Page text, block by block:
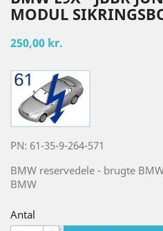
MODUL
250,00 kr.
PN: 61-35-9-264-571
BMW reservedele - brugte
BMW
Antal